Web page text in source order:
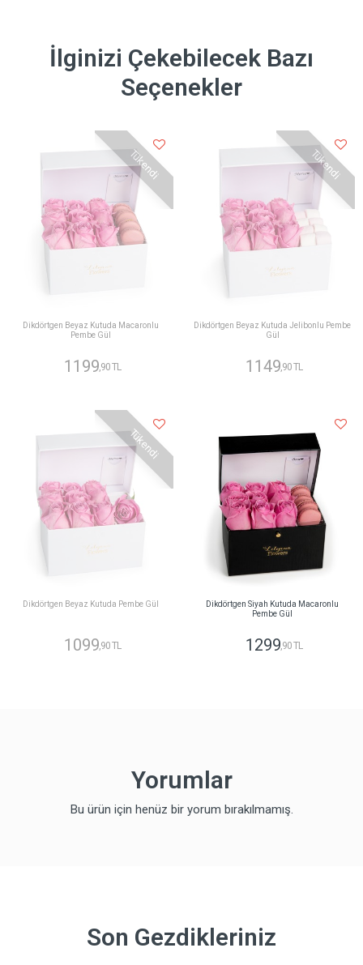
İlginizi Çekebilecek Bazı
Seçenekler
Tükendi
Dikdörtgen Beyaz Kutuda Macaronlu
Pembe Gül
1199 ,90 TL
Tükendi
Dikdörtgen Beyaz Kutuda Jelibonlu Pembe
Gül
1149 ,90 TL
Tükendi
Dikdörtgen Beyaz Kutuda Pembe Gül
1099,90 TL
Dikdörtgen Siyah Kutuda Macaronlu
Pembe Gül
1299,90 TL
Yorumlar
Bu ürün için henüz bir yorum bırakılmamış.
Son Gezdikleriniz